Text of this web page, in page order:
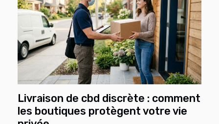
Livraison de cbd discrète : comment
les boutiques protègent votre vie